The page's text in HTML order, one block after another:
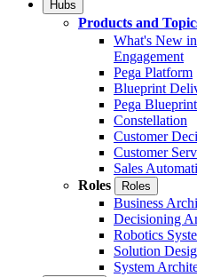
Hubs
Products and
What's New
Engagement
Pega Platform
Blueprint
Pega Blueprint
Constellation
Customer
Customer
Sales
Roles
Roles
Business
Decisioning
Robotics
Solution
System